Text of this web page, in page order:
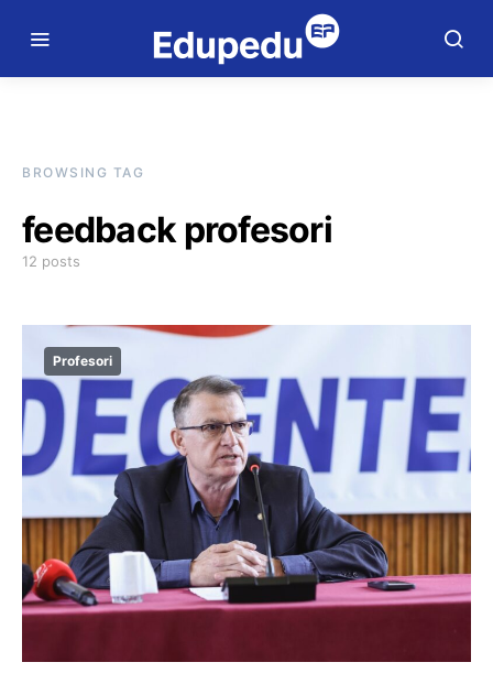
BROWSING TAG
feedback profesori
12 posts
Profesori